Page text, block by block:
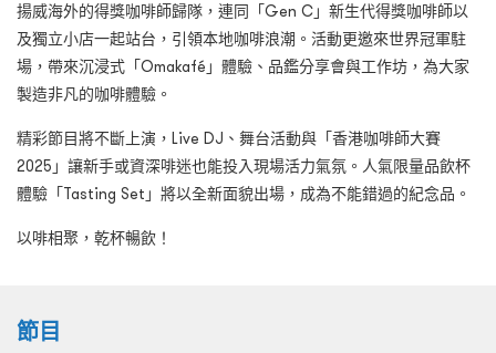
揚威海外的得獎咖啡師歸隊，連同「Gen C」新生代得獎咖啡師以
及獨立小店一起站台，引領本地咖啡浪潮。活動更邀來世界冠軍駐
場，帶來沉浸式「Omakafé」體驗、品鑑分享會與工作坊，為大家
製造非凡的咖啡體驗。
精彩節目將不斷上演，Live DJ、舞台活動與「香港咖啡師大賽
2025」讓新手或資深啡迷也能投入現場活力氣氛。人氣限量品飲杯
體驗「Tasting Set」將以全新面貌出場，成為不能錯過的紀念品。
以啡相聚，乾杯暢飲！
節目